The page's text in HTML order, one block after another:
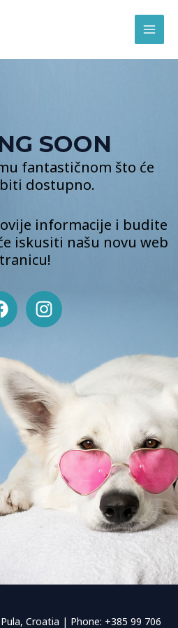
SOON
fantastičnom što će
dostupno.
informacije i budite
iskusiti našu novu web
a
b
o
I
n
s
a
g
r
a
m
Croatia | Phone: +385 99 706